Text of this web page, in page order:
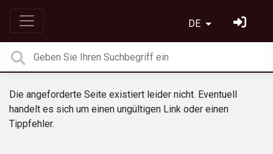
DE
Die angeforderte Seite existiert leider nicht. Eventuell
handelt es sich um einen ungültigen Link oder einen
Tippfehler.